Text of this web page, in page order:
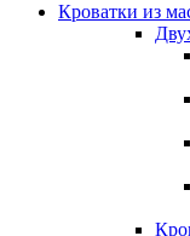
Кроватки из